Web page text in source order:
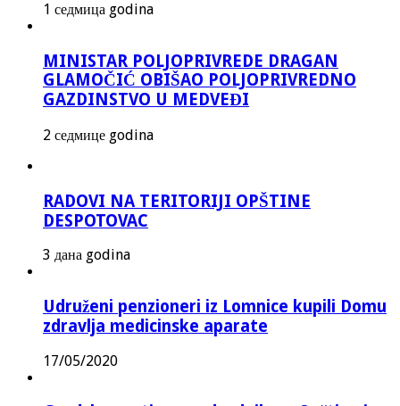
1 седмица godina
MINISTAR POLJOPRIVREDE DRAGAN
GLAMOČIĆ OBIŠAO POLJOPRIVREDNO
GAZDINSTVO U MEDVEĐI
2 седмице godina
RADOVI NA TERITORIJI OPŠTINE
DESPOTOVAC
3 дана godina
Udruženi penzioneri iz Lomnice kupili Domu
zdravlja medicinske aparate
17/05/2020